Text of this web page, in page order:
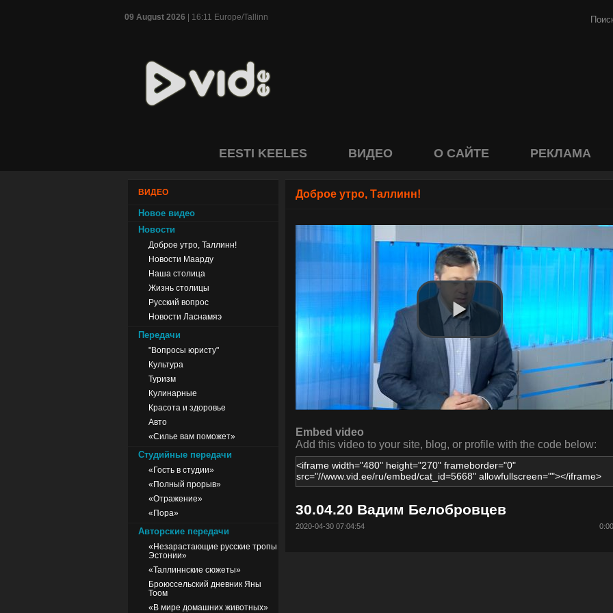
09 August 2026 | 16:11 Europe/Tallinn
EESTI KEELES ВИДЕО О САЙТЕ РЕКЛАМА
ВИДЕО
Новое видео
Новости
Доброе утро, Таллинн!
Новости Маарду
Наша столица
Жизнь столицы
Русский вопрос
Новости Ласнамяэ
Передачи
"Вопросы юристу"
Культура
Туризм
Кулинарные
Красота и здоровье
Авто
«Силье вам поможет»
Студийные передачи
«Гость в студии»
«Полный прорыв»
«Отражение»
«Пора»
Авторские передачи
«Незарастающие русские тропы
Эстонии»
«Таллиннские сюжеты»
Броюссельский дневник Яны
Тоом
«В мире домашних животных»
Доброе утро, Таллинн!
Embed video
Add this video to your site, blog, or profile with the code below:
30.04.20 Вадим Белобровцев
2020-04-30 07:04:54